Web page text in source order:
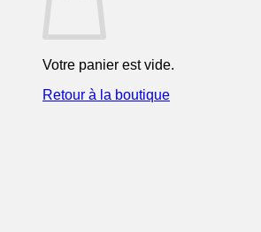
Votre panier est vide.
Retour à la boutique